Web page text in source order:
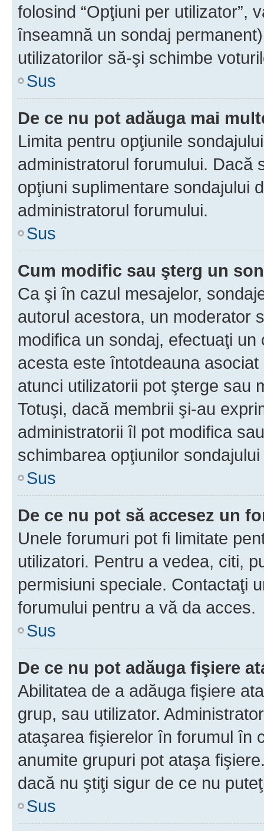
folosind “Opţiuni per utilizator”,
înseamnă un sondaj
utilizatorilor să-şi schimbe
Sus
De ce nu pot adăuga mai
Limita pentru opţiunile
administratorul forumului. Dacă
opţiuni suplimentare sondajului
administratorul forumului.
Sus
Cum modific sau şterg un
Ca şi în cazul mesajelor,
autorul acestora, un moderator
modifica un sondaj, efectuaţi
acesta este întotdeauna
atunci utilizatorii pot şterge sau
Totuşi, dacă membrii şi-au
administratorii îl pot modifica
schimbarea opţiunilor
Sus
De ce nu pot să accesez un
Unele forumuri pot fi limitate
utilizatori. Pentru a vedea, citi,
permisiuni speciale. Contactaţi
forumului pentru a vă da acces.
Sus
De ce nu pot adăuga fişiere
Abilitatea de a adăuga fişiere
grup, sau utilizator.
ataşarea fişierelor în forumul în
anumite grupuri pot ataşa
dacă nu ştiţi sigur de ce nu
Sus